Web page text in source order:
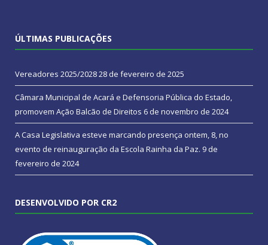
ÚLTIMAS PUBLICAÇÕES
Vereadores 2025/202828 de fevereiro de 2025
Câmara Municipal de Acará e Defensoria Pública do Estado,
promovem Ação Balcão de Direitos 6 de novembro de 2024
A Casa Legislativa esteve marcando presença ontem, 8, no
evento de reinauguração da Escola Rainha da Paz. 9 de
fevereiro de 2024
DESENVOLVIDO POR CR2